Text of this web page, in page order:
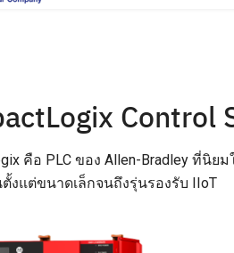
Control
คือ PLC ของ Allen-Bradley ที่นิ
ตั้งแต่ขนาดเล็กจนถึงรุ่นรองรับ IIoT